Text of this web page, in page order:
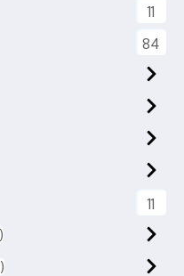
11
84
11